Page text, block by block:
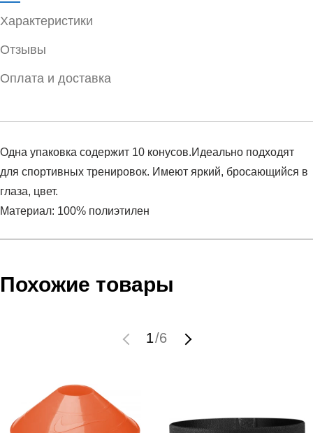
Характеристики
Отзывы
Оплата и доставка
Одна упаковка содержит 10 конусов.Идеально подходят
для спортивных тренировок. Имеют яркий, бросающийся в
глаза, цвет.
Материал: 100% полиэтилен
Пол:унисекс
100% полиэтилен
Срок отгрузки:3-4 рабочих дня
Инструкция по оплате есть в самом конце счета, который
мы не увидим Вашу оплату.
Самовывоз в Москве.
Доставка по России всеми транспортными ТК, а также с
Похожие товары
1/6